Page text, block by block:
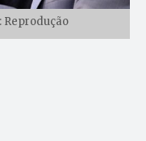
Reprodução